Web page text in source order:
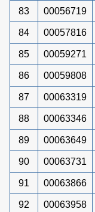
83 00056719
84 00057816
85 00059271
86 00059808
87 00063319
88 00063346
89 00063649
90 00063731
91 00063866
92 00063958